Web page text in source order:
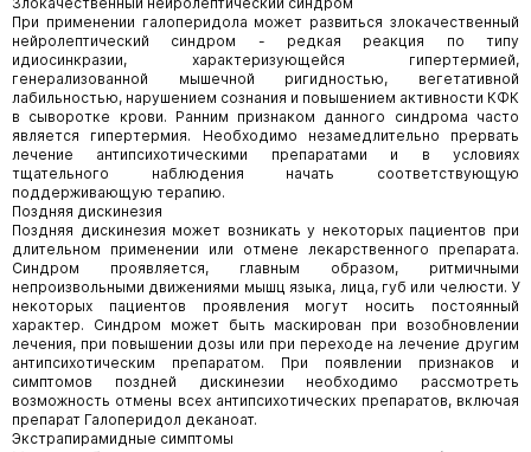
При применении галоперидола может развиться злокачественный
нейролептический синдром - редкая реакция по типу
идиосинкразии, характеризующейся гипертермией,
генерализованной мышечной ригидностью, вегетативной
лабильностью, нарушением сознания и повышением активности КФК
в сыворотке крови. Ранним признаком данного синдрома часто
является гипертермия. Необходимо незамедлительно прервать
лечение антипсихотическими препаратами и в условиях
тщательного наблюдения начать соответствующую
поддерживающую терапию.
Поздняя дискинезия
Поздняя дискинезия может возникать у некоторых пациентов при
длительном применении или отмене лекарственного препарата.
Синдром проявляется, главным образом, ритмичными
непроизвольными движениями мышц языка, лица, губ или челюсти. У
некоторых пациентов проявления могут носить постоянный
характер. Синдром может быть маскирован при возобновлении
лечения, при повышении дозы или при переходе на лечение другим
антипсихотическим препаратом. При появлении признаков и
симптомов поздней дискинезии необходимо рассмотреть
возможность отмены всех антипсихотических препаратов, включая
препарат Галоперидол деканоат.
Экстрапирамидные симптомы